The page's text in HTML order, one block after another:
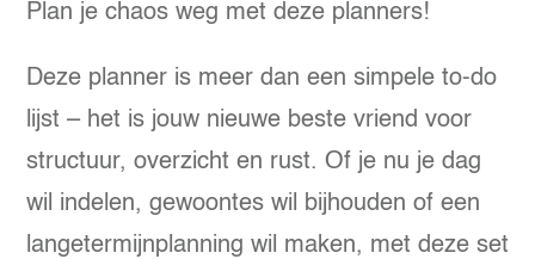
Plan je chaos weg met deze planners!
Deze planner is meer dan een simpele to-do
lijst – het is jouw nieuwe beste vriend voor
structuur, overzicht en rust. Of je nu je dag
wil indelen, gewoontes wil bijhouden of een
langetermijnplanning wil maken, met deze set